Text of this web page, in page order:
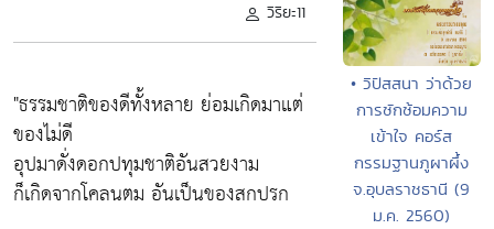
วิริยะ11
"ธรรมชาติของดีทั้งหลาย ย่อมเกิดมาแต่
ของไม่ดี
อุปมาดั่งดอกปทุมชาติอันสวยงาม
ก็เกิดจากโคลนตม อันเป็นของสกปรก
• วิปัสสนา ว่าด้วย
การซักซ้อมความ
เข้าใจ คอร์ส
กรรมฐานภูผาผึ้ง
จ.อุบลราชธานี (9
ม.ค. 2560)